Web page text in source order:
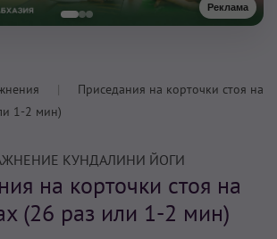
Реклама
Приседания на корточки стоя на
1-2 мин)
КУНДАЛИНИ ЙОГИ
на корточки стоя на
(26 раз или 1-2 мин)